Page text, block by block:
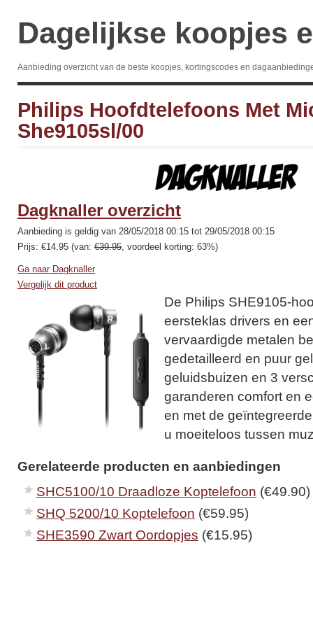
Dagelijkse koopjes
Aanbieding overzicht van de beste koopjes, kortingscodes en
Philips Hoofdtelefoons Met
She9105sl/00
Dagknaller overzicht
Aanbieding is geldig van 28/05/2018 00:15 tot 29/05/2018 00:15
Prijs: €14.95 (van: €39.95, voordeel korting: 63%)
Ga naar Dagknaller
Vergelijk dit product
De Philips SHE9105-
eersteklas drivers en
vervaardigde metalen
gedetailleerd en puur
geluidsbuizen en 3
garanderen comfort en
en met de
u moeiteloos tussen
Gerelateerde producten en aanbiedingen
SHC5100/10 Draadloze Koptelefoon (€49.90)
SHQ 5200/10 Koptelefoon (€59.95)
SHE3590 Zwart Oordopjes (€15.95)